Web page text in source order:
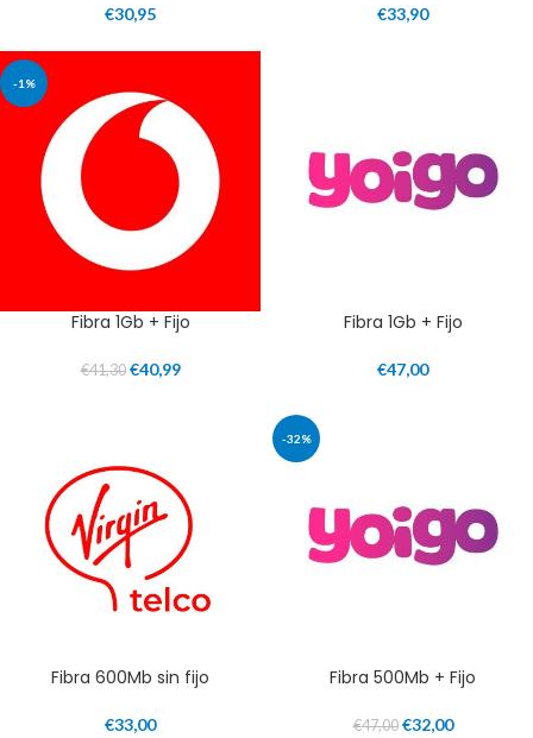
€30,95 €33,90
-1%
Fibra 1Gb + Fijo
€41,30 €40,99
Fibra 1Gb + Fijo
€47,00
Fibra 600Mb sin fijo
€33,00
-32%
Fibra 500Mb + Fijo
€47,00 €32,00